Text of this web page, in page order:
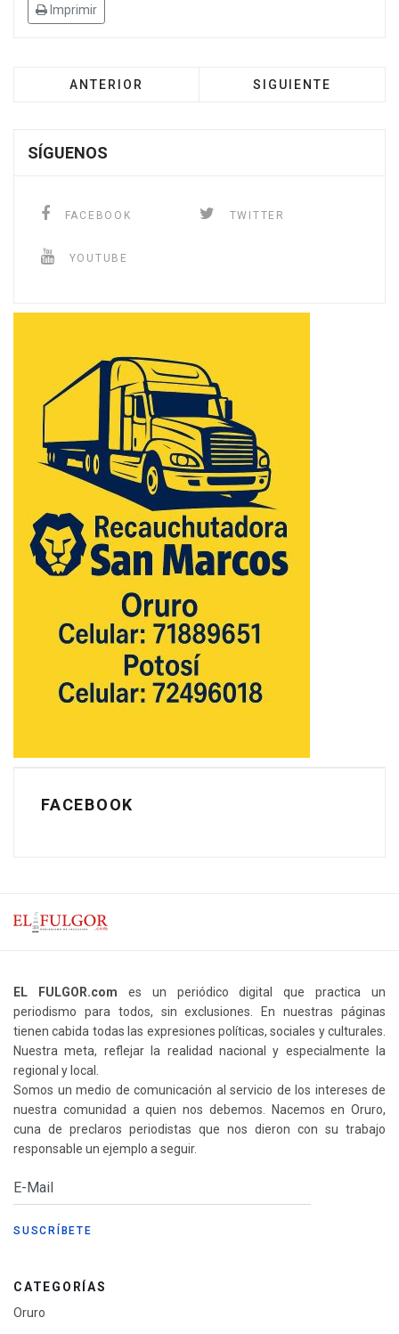
Imprimir
ANTERIOR SIGUIENTE
SÍGUENOS
FACEBOOK TWITTER
YOUTUBE
FACEBOOK
EL FULGOR.com es un periódico digital que practica un
periodismo para todos, sin exclusiones. En nuestras páginas
tienen cabida todas las expresiones políticas, sociales y culturales.
Nuestra meta, reflejar la realidad nacional y especialmente la
regional y local.
Somos un medio de comunicación al servicio de los intereses de
nuestra comunidad a quien nos debemos. Nacemos en Oruro,
cuna de preclaros periodistas que nos dieron con su trabajo
responsable un ejemplo a seguir.
CATEGORÍAS
Oruro